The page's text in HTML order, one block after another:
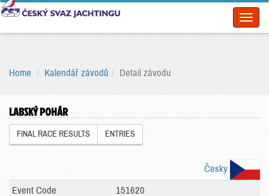
Home Kalendář závodů Detail závodu
LABSKÝ POHÁR
FINAL RACE RESULTS ENTRIES
Česky
Event Code
151620